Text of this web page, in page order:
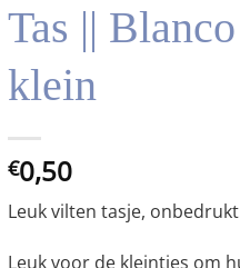
Tas ||
klein
€0,50
Leuk vilten tasje,
Leuk voor de kleintjes om